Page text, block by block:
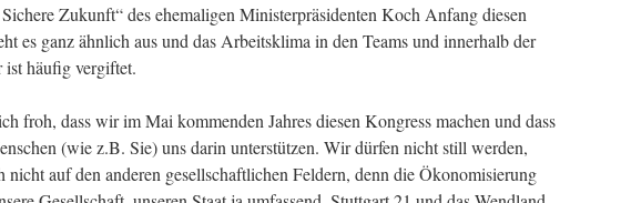
Zukunft“ des ehemaligen Ministerpräsidenten Koch Anfang diesen
es ganz ähnlich aus und das Arbeitsklima in den Teams und innerhalb der
ist häufig vergiftet.
froh, dass wir im Mai kommenden Jahres diesen Kongress machen und dass
(wie z.B. Sie) uns darin unterstützen. Wir dürfen nicht still werden,
nicht auf den anderen gesellschaftlichen Feldern, denn die Ökonomisierung